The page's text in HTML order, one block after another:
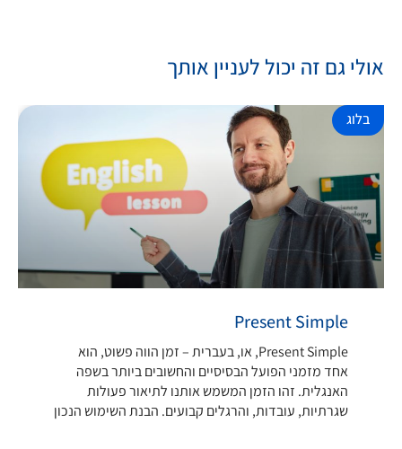
אולי גם זה יכול לעניין אותך
בלוג
Present Simple
Present Simple, או, בעברית – זמן הווה פשוט, הוא
אחד מזמני הפועל הבסיסיים והחשובים ביותר בשפה
האנגלית. זהו הזמן המשמש אותנו לתיאור פעולות
שגרתיות, עובדות, והרגלים קבועים. הבנת השימוש הנכון